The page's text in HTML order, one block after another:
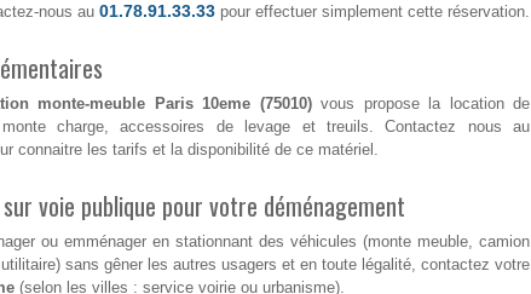
nous au 01.78.91.33.33 pour effectuer simplement cette réservation.
monte-meuble Paris 10eme (75010)vous propose la location de
charge, accessoires de levage et treuils. Contactez nous au
connaitre les tarifs et la disponibilité de ce matériel.
voie publique pour votre déménagement
ou emménager en stationnant des véhicules (monte meuble, camion
sans gêner les autres usagers et en toute légalité, contactez votre
(selon les villes : service voirie ou urbanisme).